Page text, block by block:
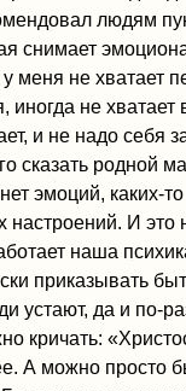
людям
снимает
меня не хватает
иногда не хватает
и не надо себя
сказать родной
эмоций, каких-то
настроений. И это
наша
приказывать
устают, да и по-
кричать:
А можно просто